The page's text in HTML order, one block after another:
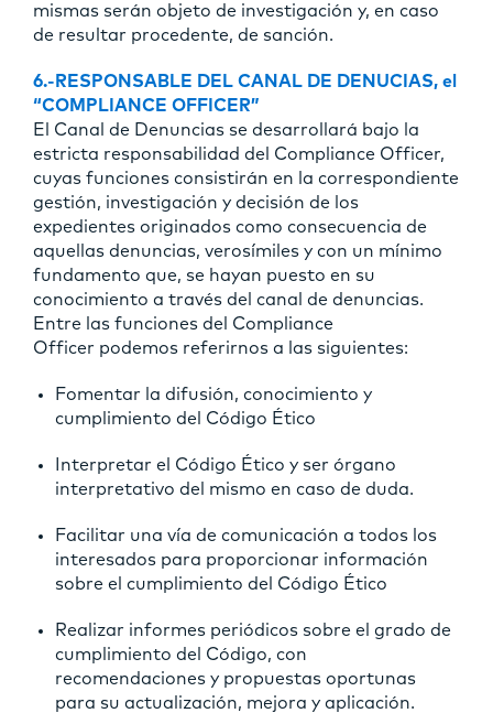
mismas serán objeto de investigación y, en caso
de resultar procedente, de sanción.
6.-RESPONSABLE DEL CANAL DE DENUCIAS, el
“COMPLIANCE OFFICER”
El Canal de Denuncias se desarrollará bajo la
estricta responsabilidad del Compliance Officer,
cuyas funciones consistirán en la correspondiente
gestión, investigación y decisión de los
expedientes originados como consecuencia de
aquellas denuncias, verosímiles y con un mínimo
fundamento que, se hayan puesto en su
conocimiento a través del canal de denuncias.
Entre las funciones del Compliance
Officer podemos referirnos a las siguientes:
Fomentar la difusión, conocimiento y
cumplimiento del Código Ético
Interpretar el Código Ético y ser órgano
interpretativo del mismo en caso de duda.
Facilitar una vía de comunicación a todos los
interesados para proporcionar información
sobre el cumplimiento del Código Ético
Realizar informes periódicos sobre el grado de
cumplimiento del Código, con
recomendaciones y propuestas oportunas
para su actualización, mejora y aplicación.